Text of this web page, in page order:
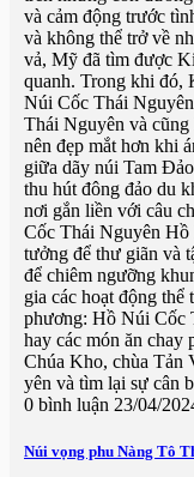
và cảm động trước
và không thể trở về
vả, Mỹ đã tìm được
quanh. Trong khi đó,
Núi Cốc Thái
Thái Nguyên và
nên đẹp mắt hơn khi
giữa dãy núi Tam
thu hút đông đảo du
nơi gắn liền với câu
Cốc Thái Nguyên Hồ
tưởng để thư giãn và
để chiêm ngưỡng
gia các hoạt động
phương: Hồ Núi Cốc
hay các món ăn
Chúa Kho, chùa Tản
yên và tìm lại sự cân
0 bình luận 23/04/
Núi vọng phu Nàng Tô